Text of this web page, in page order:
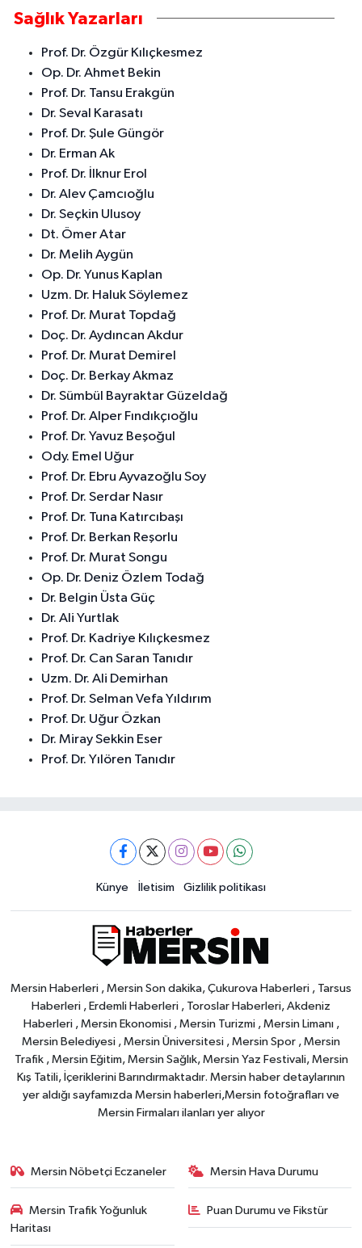
Sağlık Yazarları
Prof. Dr. Özgür Kılıçkesmez
Op. Dr. Ahmet Bekin
Prof. Dr. Tansu Erakgün
Dr. Seval Karasatı
Prof. Dr. Şule Güngör
Dr. Erman Ak
Prof. Dr. İlknur Erol
Dr. Alev Çamcıoğlu
Dr. Seçkin Ulusoy
Dt. Ömer Atar
Dr. Melih Aygün
Op. Dr. Yunus Kaplan
Uzm. Dr. Haluk Söylemez
Prof. Dr. Murat Topdağ
Doç. Dr. Aydıncan Akdur
Prof. Dr. Murat Demirel
Doç. Dr. Berkay Akmaz
Dr. Sümbül Bayraktar Güzeldağ
Prof. Dr. Alper Fındıkçıoğlu
Prof. Dr. Yavuz Beşoğul
Ody. Emel Uğur
Prof. Dr. Ebru Ayvazoğlu Soy
Prof. Dr. Serdar Nasır
Prof. Dr. Tuna Katırcıbaşı
Prof. Dr. Berkan Reşorlu
Prof. Dr. Murat Songu
Op. Dr. Deniz Özlem Todağ
Dr. Belgin Üsta Güç
Dr. Ali Yurtlak
Prof. Dr. Kadriye Kılıçkesmez
Prof. Dr. Can Saran Tanıdır
Uzm. Dr. Ali Demirhan
Prof. Dr. Selman Vefa Yıldırım
Prof. Dr. Uğur Özkan
Dr. Miray Sekkin Eser
Prof. Dr. Yılören Tanıdır
Künye İletisim Gizlilik politikası
Mersin Haberleri , Mersin Son dakika, Çukurova Haberleri , Tarsus
Haberleri , Erdemli Haberleri , Toroslar Haberleri, Akdeniz
Haberleri , Mersin Ekonomisi , Mersin Turizmi , Mersin Limanı ,
Mersin Belediyesi , Mersin Üniversitesi , Mersin Spor , Mersin
Trafik , Mersin Eğitim, Mersin Sağlık, Mersin Yaz Festivali, Mersin
Kış Tatili, İçeriklerini Barındırmaktadır. Mersin haber detaylarının
yer aldığı sayfamızda Mersin haberleri,Mersin fotoğrafları ve
Mersin Firmaları ilanları yer alıyor
Mersin Nöbetçi Eczaneler Mersin Hava Durumu
Mersin Trafik Yoğunluk
Haritası
Puan Durumu ve Fikstür